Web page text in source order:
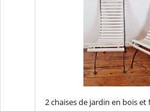
2 chaises de jardin en bois et